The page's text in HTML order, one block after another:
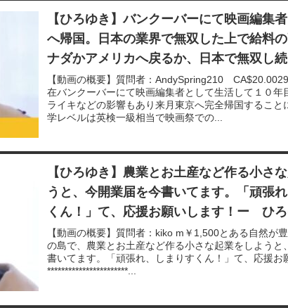
【ひろゆき】バンクーバーにて映画編集
へ帰国。日本の業界で無双した上で給料
ナダかアメリカへ戻るか、日本で無双し
ちらの方がキャリア的に良い？ー
【動画の概要】質問者：AndySpring210
在バンクーバーにて映画編集者として生活して１０年
ライキなどの影響もあり来月東京へ完全帰国すること
学レベルは英検一級相当で映画祭での...
【ひろゆき】農業とお土産など作る小さ
うと、今開業届を今書いてます。「頑張
くん！」て、応援お願いします！ー ひ
き 20230321
【動画の概要】質問者：kiko m￥1,500とある自然が
の島で、農業とお土産など作る小さな起業をしようと
書いてます。「頑張れ、しまりすくん！」て、応援お
***********************...